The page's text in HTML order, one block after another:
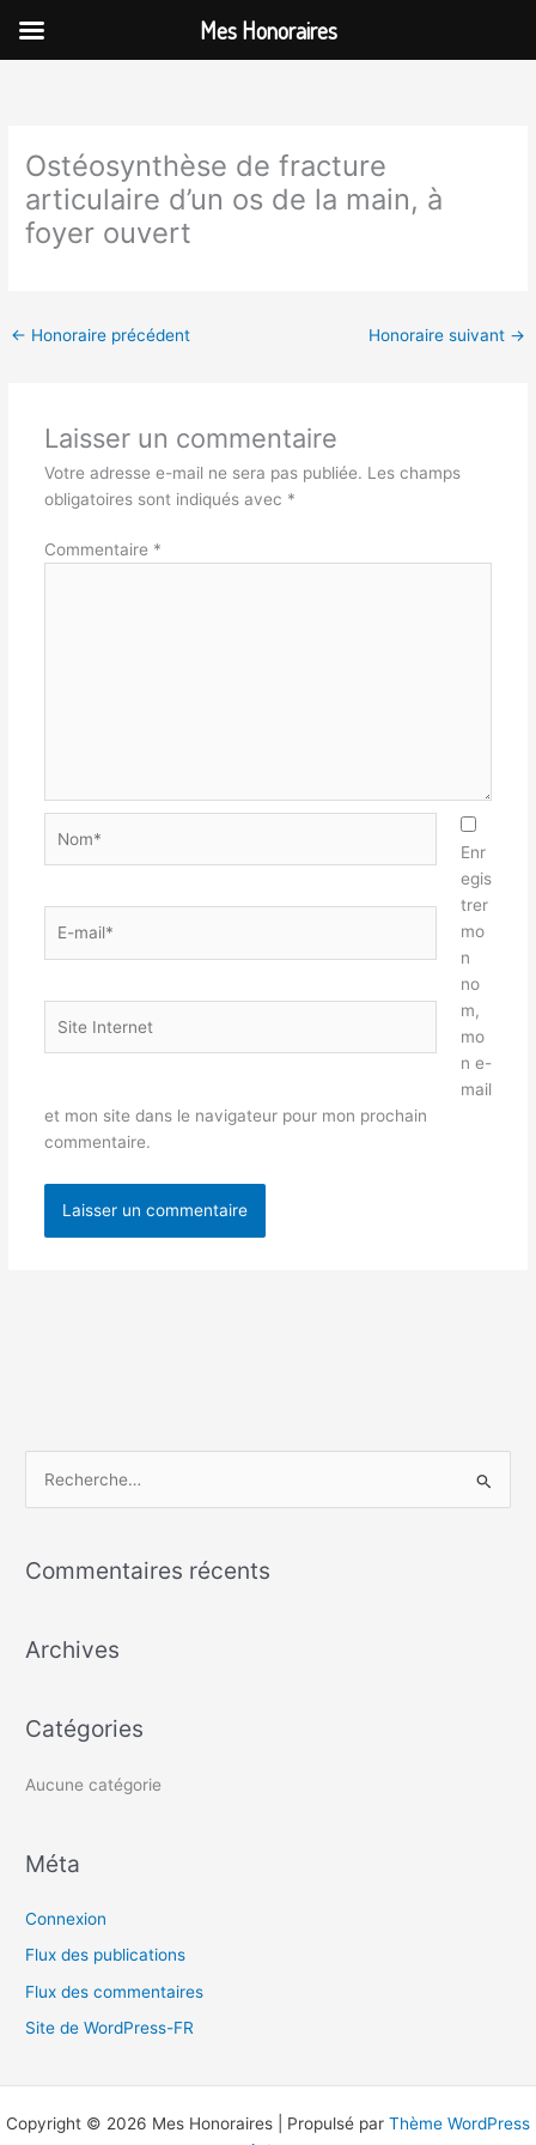
contenu
Ostéosynthèse de fracture
articulaire d’un os de la main, à
foyer ouvert
← Honoraire précédent Honoraire suivant →
Laisser un commentaire
Votre adresse e-mail ne sera pas publiée. Les champs
obligatoires sont indiqués avec *
Commentaire *
mail*
Internet
Enr
egis
trer
mo
n
no
m,
mo
n e-
mail
et mon site dans le navigateur pour mon prochain
commentaire.
h
r
e
r
Commentaires récents
Archives
Catégories
Aucune catégorie
Méta
Connexion
Flux des publications
Flux des commentaires
Site de WordPress-FR
Copyright © 2026 Mes Honoraires | Propulsé par Thème WordPress
Mes Honoraires